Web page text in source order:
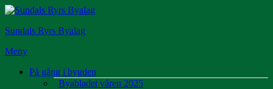
Hoppa
innehåll
Sundals Ryrs Byalag
Meny
På gång i bygden
Byabladet våren 2025